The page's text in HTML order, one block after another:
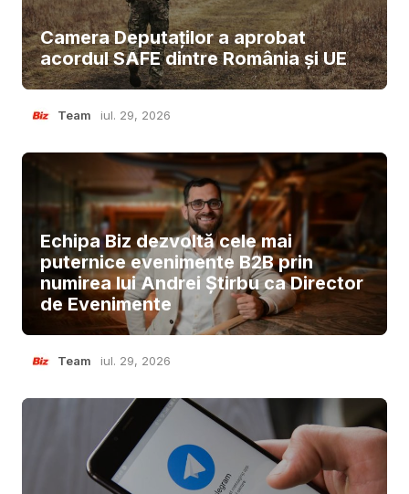
Camera Deputaților a aprobat
acordul SAFE dintre România și UE
Team iul. 29, 2026
Echipa Biz dezvoltă cele mai
puternice evenimente B2B prin
numirea lui Andrei Știrbu ca Director
de Evenimente
Team iul. 29, 2026